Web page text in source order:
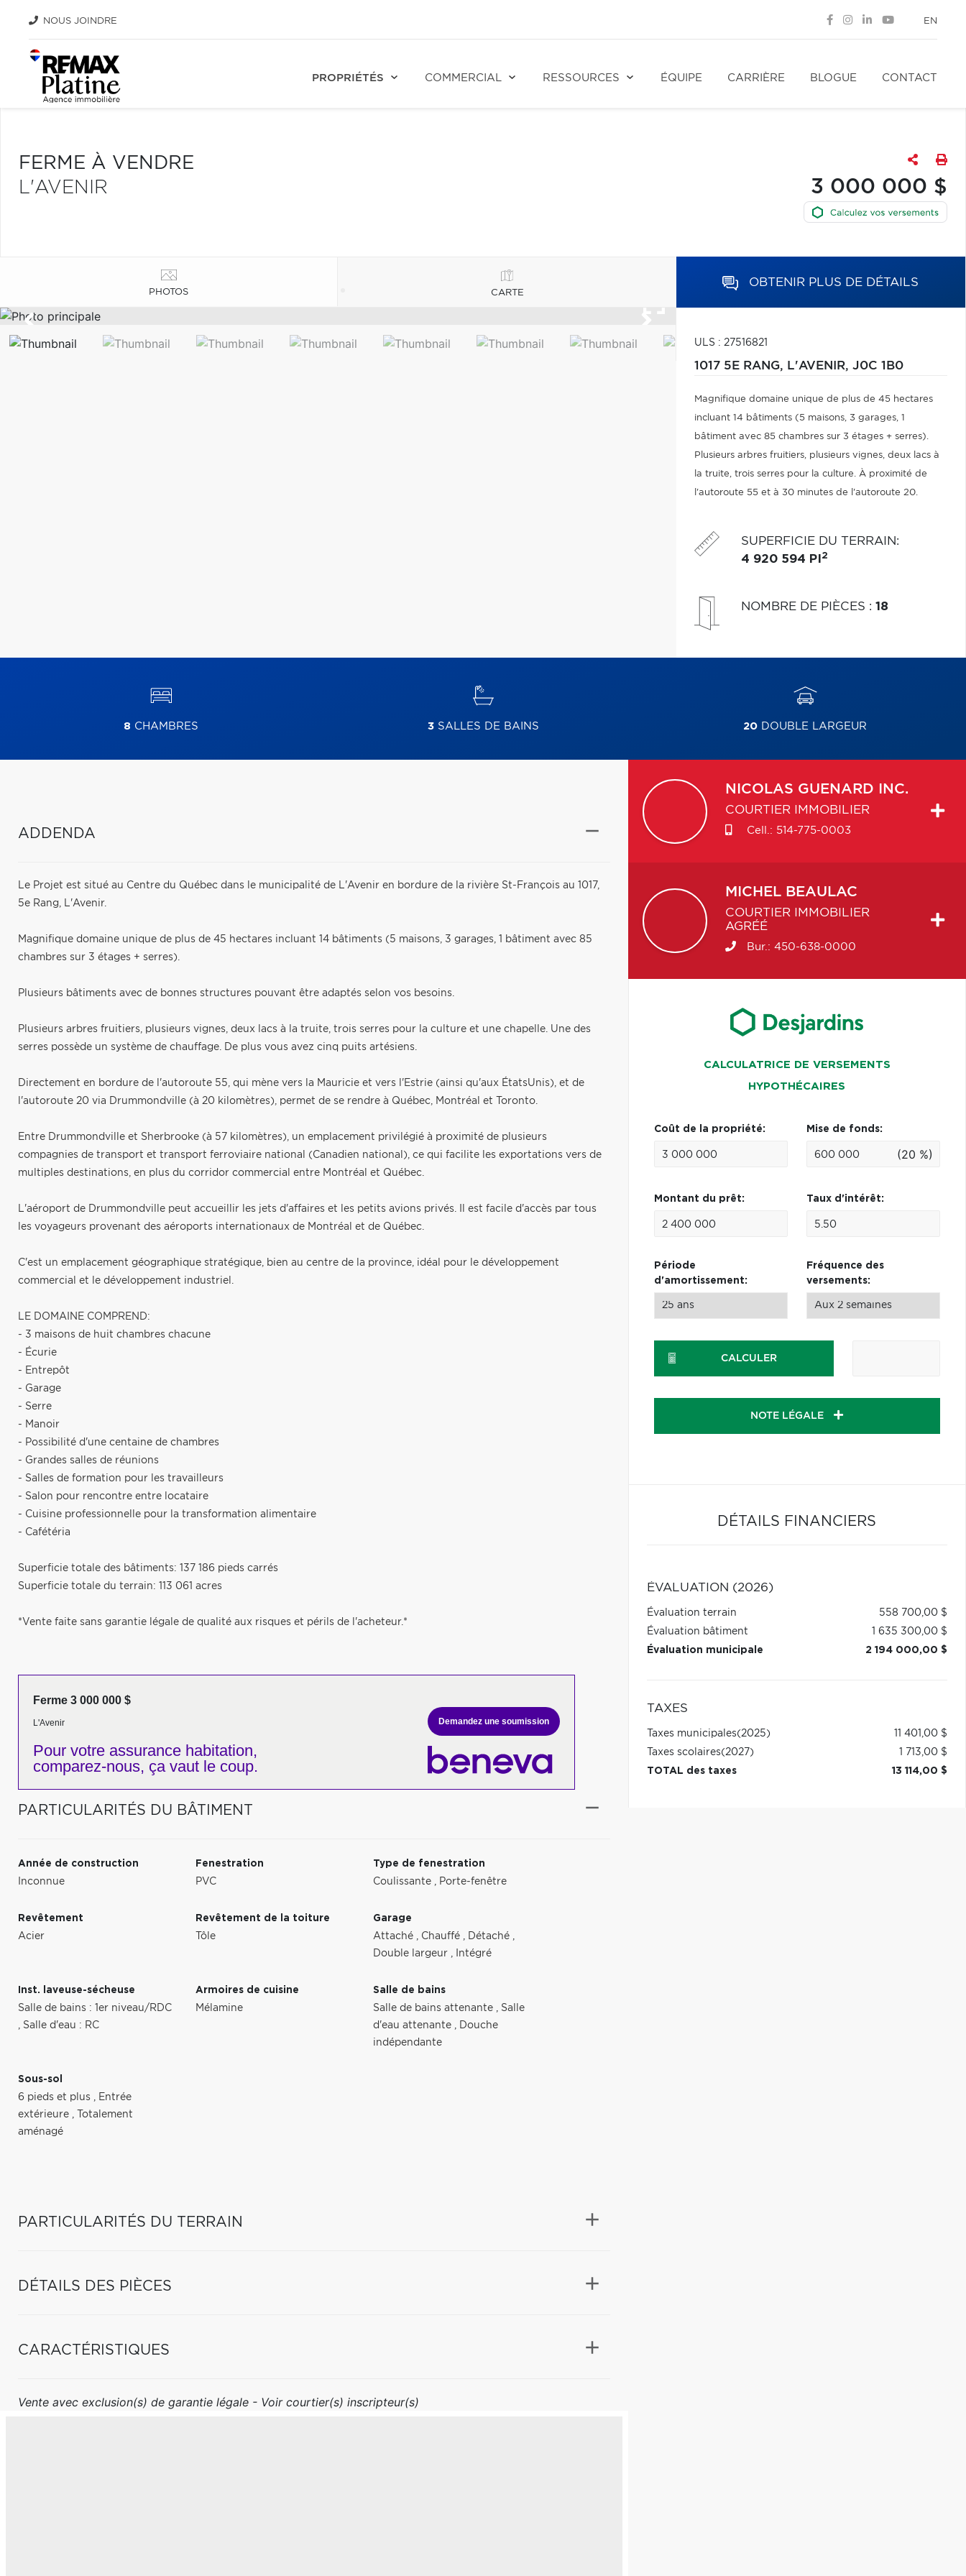
NOUS JOINDRE EN
PROPRIÉTÉS COMMERCIAL RESSOURCES ÉQUIPE CARRIÈRE BLOGUE CONTACT
FERME À VENDRE
L'AVENIR
3 000 000 $
PHOTOS CARTE
OBTENIR PLUS DE DÉTAILS
ULS : 27516821
1017 5E RANG, L'AVENIR, J0C 1B0
Magnifique domaine unique de plus de 45 hectares
incluant 14 bâtiments (5 maisons, 3 garages, 1
bâtiment avec 85 chambres sur 3 étages + serres).
Plusieurs arbres fruitiers, plusieurs vignes, deux lacs à
la truite, trois serres pour la culture. À proximité de
l'autoroute 55 et à 30 minutes de l'autoroute 20.
SUPERFICIE DU TERRAIN:
4 920 594 PI 2
NOMBRE DE PIÈCES : 18
8 CHAMBRES 3SALLES DE BAINS 20 DOUBLE LARGEUR
ADDENDA
Le Projet est situé au Centre du Québec dans le municipalité de L'Avenir en bordure de la rivière St-François au 1017,
5e Rang, L'Avenir.
Magnifique domaine unique de plus de 45 hectares incluant 14 bâtiments (5 maisons, 3 garages, 1 bâtiment avec 85
chambres sur 3 étages + serres).
Plusieurs bâtiments avec de bonnes structures pouvant être adaptés selon vos besoins.
Plusieurs arbres fruitiers, plusieurs vignes, deux lacs à la truite, trois serres pour la culture et une chapelle. Une des
serres possède un système de chauffage. De plus vous avez cinq puits artésiens.
Directement en bordure de l'autoroute 55, qui mène vers la Mauricie et vers l'Estrie (ainsi qu'aux ÉtatsUnis), et de
l'autoroute 20 via Drummondville (à 20 kilomètres), permet de se rendre à Québec, Montréal et Toronto.
Entre Drummondville et Sherbrooke (à 57 kilomètres), un emplacement privilégié à proximité de plusieurs
compagnies de transport et transport ferroviaire national (Canadien national), ce qui facilite les exportations vers de
multiples destinations, en plus du corridor commercial entre Montréal et Québec.
L'aéroport de Drummondville peut accueillir les jets d'affaires et les petits avions privés. Il est facile d'accès par tous
les voyageurs provenant des aéroports internationaux de Montréal et de Québec.
C'est un emplacement géographique stratégique, bien au centre de la province, idéal pour le développement
commercial et le développement industriel.
LE DOMAINE COMPREND:
- 3 maisons de huit chambres chacune
- Écurie
- Entrepôt
- Garage
- Serre
- Manoir
- Possibilité d'une centaine de chambres
- Grandes salles de réunions
- Salles de formation pour les travailleurs
- Salon pour rencontre entre locataire
- Cuisine professionnelle pour la transformation alimentaire
- Cafétéria
Superficie totale des bâtiments: 137 186 pieds carrés
Superficie totale du terrain: 113 061 acres
*Vente faite sans garantie légale de qualité aux risques et périls de l'acheteur.*
Ferme 3 000 000 $
L'Avenir
Pour votre assurance habitation,
comparez-nous, ça vaut le coup.
Demandez une soumission
PARTICULARITÉS DU BÂTIMENT
Année de construction
Inconnue
Fenestration
PVC
Type de fenestration
Coulissante , Porte-fenêtre
Revêtement
Acier
Revêtement de la toiture
Tôle
Garage
Attaché , Chauffé , Détaché ,
Double largeur , Intégré
Inst. laveuse-sécheuse
Salle de bains : 1er niveau/RDC
, Salle d'eau : RC
Armoires de cuisine
Mélamine
Salle de bains
Salle de bains attenante , Salle
d'eau attenante , Douche
indépendante
Sous-sol
6 pieds et plus , Entrée
extérieure ,
Totalement
aménagé
PARTICULARITÉS DU TERRAIN
DÉTAILS DES PIÈCES
CARACTÉRISTIQUES
Vente avec exclusion(s) de garantie légale - Voir courtier(s) inscripteur(s)
NICOLAS GUENARD INC.
COURTIER IMMOBILIER
Cell.: 514-775-0003
MICHEL BEAULAC
COURTIER IMMOBILIER
AGRÉÉ
Bur.: 450-638-0000
CALCULATRICE DE VERSEMENTS
HYPOTHÉCAIRES
Coût de la propriété: Mise de fonds:
(20 %)
Montant du prêt: Taux d'intérêt:
Période
d'amortissement:
Fréquence des
versements:
CALCULER
NOTE LÉGALE
DÉTAILS FINANCIERS
ÉVALUATION (2026)
Évaluation terrain
558 700,00 $
Évaluation bâtiment
1 635 300,00 $
Évaluation municipale
2 194 000,00 $
TAXES
Taxes municipales(2025)
11 401,00 $
Taxes scolaires(2027)
1 713,00 $
TOTAL des taxes
13 114,00 $